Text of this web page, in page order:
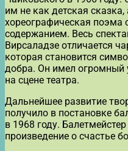
им не как детская
хореографическая
содержанием. Весь
Вирсаладзе отличается
которая становится
добра. Он имел огромный
на сцене театра.
Дальнейшее развитие
получило в постановке
в 1968 году.
произведение о счастье